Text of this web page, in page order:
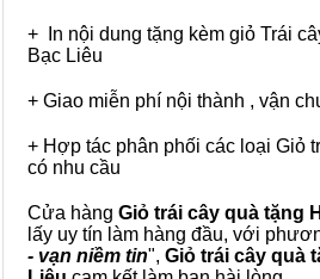
+ In nội dung tặng kèm giỏ Trái
Bạc Liêu
+ Giao miễn phí nội thành , vận
+ Hợp tác phân phối các loại Giỏ
có nhu cầu
Cửa hàng Giỏ trái cây quà tặng
lấy uy tín làm hàng đầu, với
- vạn niềm tin", Giỏ trái cây quà